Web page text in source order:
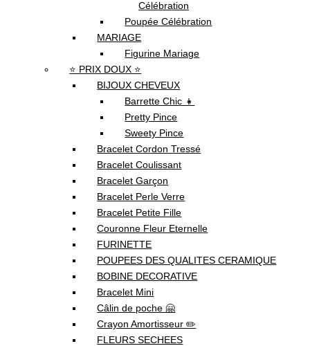
Célébration
Poupée Célébration
MARIAGE
Figurine Mariage
⭐ PRIX DOUX ⭐
BIJOUX CHEVEUX
Barrette Chic 👧
Pretty Pince
Sweety Pince
Bracelet Cordon Tressé
Bracelet Coulissant
Bracelet Garçon
Bracelet Perle Verre
Bracelet Petite Fille
Couronne Fleur Eternelle
FURINETTE
POUPEES DES QUALITES CERAMIQUE
BOBINE DECORATIVE
Bracelet Mini
Câlin de poche 🤗
Crayon Amortisseur ✏️
FLEURS SECHEES